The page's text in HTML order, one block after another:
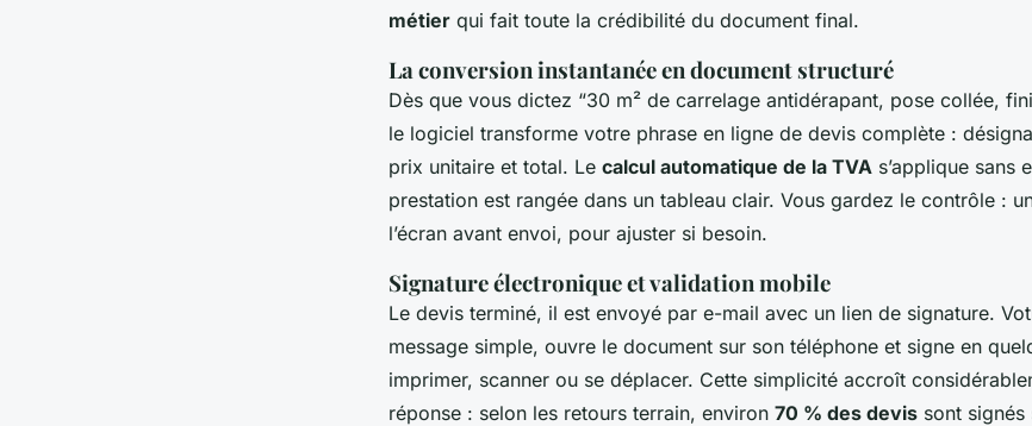
métier qui fait toute la crédibilité du document final.
La conversion instantanée en document structuré
Dès que vous dictez “30 m² de carrelage antidérapant, pose collée,
le logiciel transforme votre phrase en ligne de devis complète :
prix unitaire et total. Le calcul automatique de la TVA s’applique sans
prestation est rangée dans un tableau clair. Vous gardez le contrôle :
l’écran avant envoi, pour ajuster si besoin.
Signature électronique et validation mobile
Le devis terminé, il est envoyé par e-mail avec un lien de signature.
message simple, ouvre le document sur son téléphone et signe en
imprimer, scanner ou se déplacer. Cette simplicité accroît
réponse : selon les retours terrain, environ 70 % des devis sont signés